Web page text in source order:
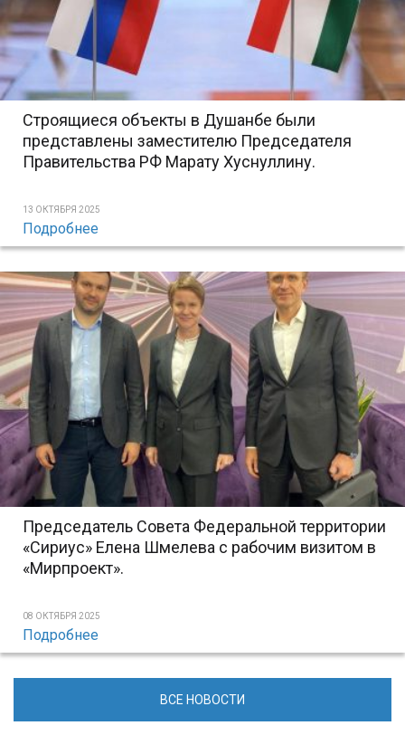
Строящиеся объекты в Душанбе были
представлены заместителю Председателя
Правительства РФ Марату Хуснуллину.
13 ОКТЯБРЯ 2025
Подробнее
Председатель Совета Федеральной территории
«Сириус» Елена Шмелева с рабочим визитом в
«Мирпроект».
08 ОКТЯБРЯ 2025
Подробнее
ВСЕ НОВОСТИ